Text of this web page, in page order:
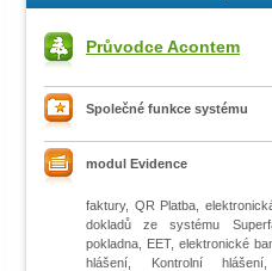
Průvodce Acontem
Společné funkce systému
modul Evidence
faktury, QR Platba,
dokladů ze systému
pokladna, EET, elektronické
hlášení, Kontrolní